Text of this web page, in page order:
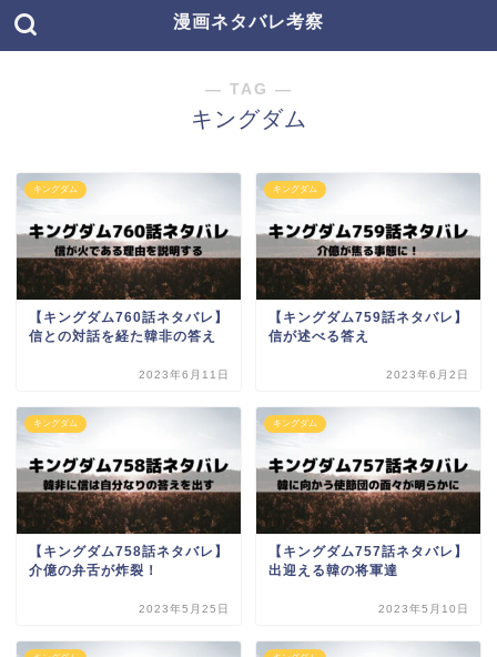
漫画ネタバレ考察
― TAG ―
キングダム
キングダム
【キングダム760話ネタバレ】
信との対話を経た韓非の答え
2023年6月11日
キングダム
【キングダム759話ネタバレ】
信が述べる答え
2023年6月2日
キングダム
【キングダム758話ネタバレ】
介億の弁舌が炸裂！
2023年5月25日
キングダム
【キングダム757話ネタバレ】
出迎える韓の将軍達
2023年5月10日